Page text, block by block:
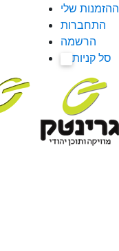
ההזמנות שלי
התחברות
הרשמה
סל קניות